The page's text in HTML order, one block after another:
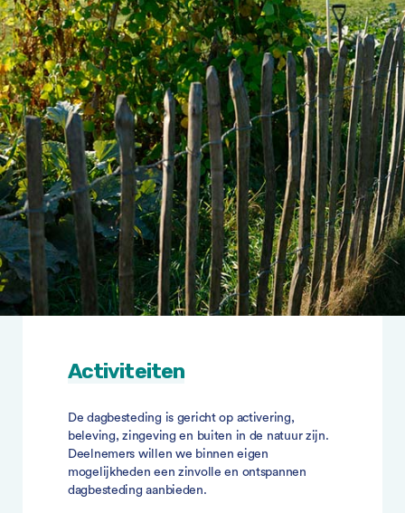
Activiteiten
De dagbesteding is gericht op activering,
beleving, zingeving en buiten in de natuur zijn.
Deelnemers willen we binnen eigen
mogelijkheden een zinvolle en ontspannen
dagbesteding aanbieden.